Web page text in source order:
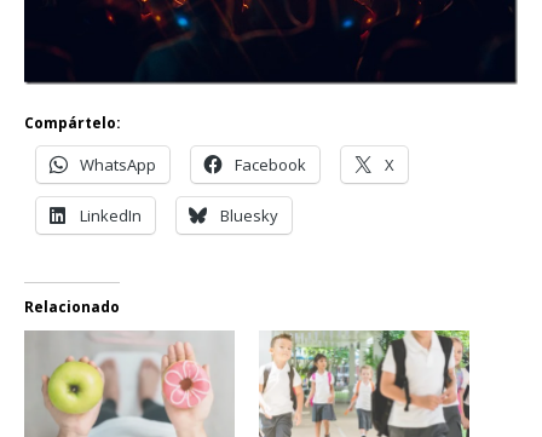
Compártelo:
WhatsApp Facebook X
LinkedIn Bluesky
Relacionado